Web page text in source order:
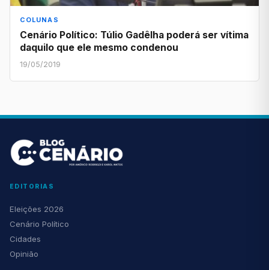
COLUNAS
Cenário Político: Túlio Gadêlha poderá ser vítima
daquilo que ele mesmo condenou
19/05/2019
EDITORIAS
Eleições 2026
Cenário Político
Cidades
Opinião